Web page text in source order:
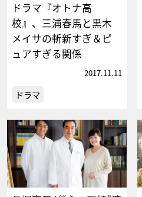
ドラマ『オトナ高
校』、三浦春馬と黒木
メイサの斬新すぎ＆ピ
ュアすぎる関係
2017.11.11
ドラマ